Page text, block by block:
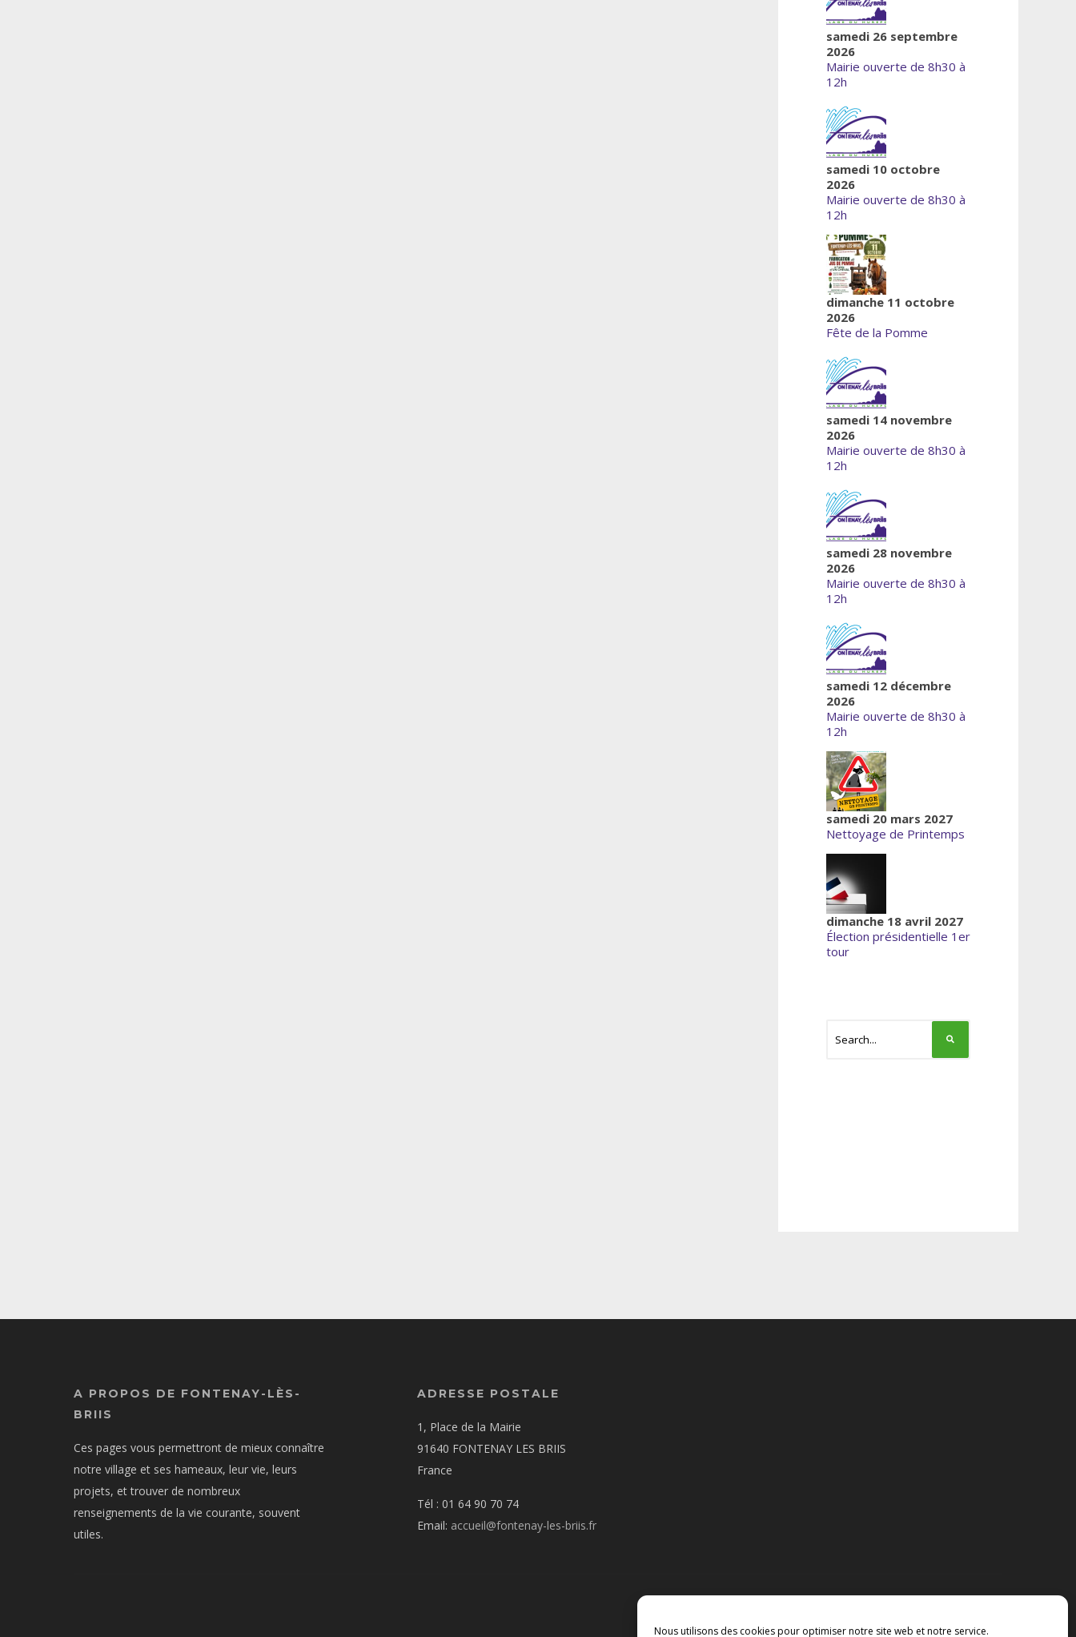
Nous utilisons des cookies pour optimiser notre site web et notre service.
samedi 26 septembre
2026
Mairie ouverte de 8h30 à
12h
samedi 10 octobre
2026
Mairie ouverte de 8h30 à
12h
dimanche 11 octobre
2026
Fête de la Pomme
samedi 14 novembre
2026
Mairie ouverte de 8h30 à
12h
samedi 28 novembre
2026
Mairie ouverte de 8h30 à
12h
samedi 12 décembre
2026
Mairie ouverte de 8h30 à
12h
samedi 20 mars 2027
Nettoyage de Printemps
dimanche 18 avril 2027
Élection présidentielle 1er
tour
A PROPOS DE FONTENAY-LÈS-
BRIIS
Ces pages vous permettront de mieux connaître
notre village et ses hameaux, leur vie, leurs
projets, et trouver de nombreux
renseignements de la vie courante, souvent
utiles.
ADRESSE POSTALE
1, Place de la Mairie
91640 FONTENAY LES BRIIS
France
Tél : 01 64 90 70 74
Email: accueil@fontenay-les-briis.fr